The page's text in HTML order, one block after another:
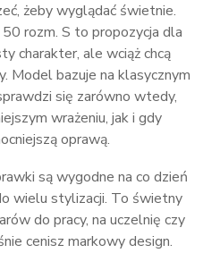
żeby wyglądać świetnie.
rozm. S to propozycja dla
charakter, ale wciąż chcą
Model bazuje na klasycznym
się zarówno wtedy,
wrażeniu, jak i gdy
oprawą.
są wygodne na co dzień
wielu stylizacji. To świetny
do pracy, na uczelnię czy
cenisz markowy design.